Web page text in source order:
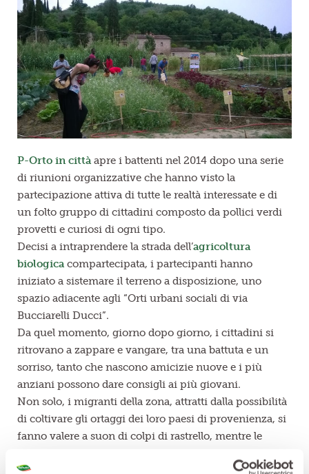
P-Orto in cittàapre i battenti nel 2014 dopo una serie
di riunioni organizzative che hanno visto la
partecipazione attiva di tutte le realtà interessate e di
un folto gruppo di cittadini composto da pollici verdi
provetti e curiosi di ogni tipo.
Decisi a intraprendere la strada dell’agricoltura
biologicacompartecipata, i partecipanti hanno
iniziato a sistemare il terreno a disposizione, uno
spazio adiacente agli “Orti urbani sociali di via
Bucciarelli Ducci”.
Da quel momento, giorno dopo giorno, i cittadini si
ritrovano a zappare e vangare, tra una battuta e un
sorriso, tanto che nascono amicizie nuove e i più
anziani possono dare consigli ai più giovani.
Non solo, i migranti della zona, attratti dalla possibilità
di coltivare gli ortaggi dei loro paesi di provenienza, si
fanno valere a suon di colpi di rastrello, mentre le
associati a integrarsi nel gruppo e a imparare i valori